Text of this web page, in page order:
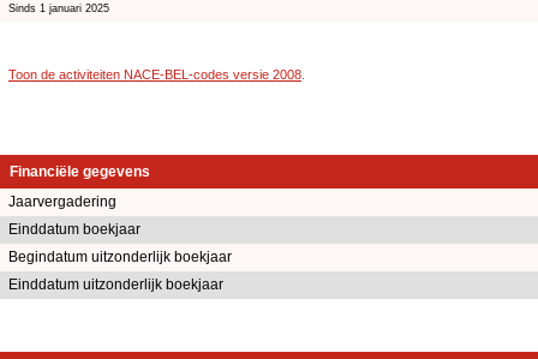
Sinds 1 januari 2025
Toon de activiteiten NACE-BEL-codes versie 2008
Financiële gegevens
Jaarvergadering
Einddatum boekjaar
Begindatum uitzonderlijk boekjaar
Einddatum uitzonderlijk boekjaar